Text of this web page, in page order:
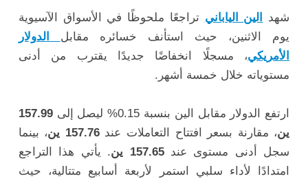
شهد الين الياباني تراجعًا ملحوظًا في الأسواق الآسيوية
يوم الاثنين، حيث استأنف خسائره مقابل الدولار
الأمريكي، مسجلًا انخفاضًا جديدًا يقترب من أدنى
مستوياته خلال خمسة أشهر.
ارتفع الدولار مقابل الين بنسبة 0.15% ليصل إلى
157.99
ين، مقارنة بسعر افتتاح التعاملات عند157.76 ين
، بينما
سجل أدنى مستوى عند157.65 ين
. يأتي هذا التراجع
امتدادًا لأداء سلبي استمر لأربعة أسابيع متتالية، حيث